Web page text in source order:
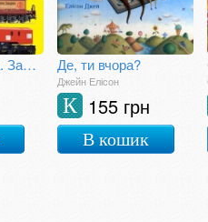
Велика книжка. Залізничні вагони: пасажирські, вантажні, спеціальні Де, ти вчора?
Джейн Елісон
155 грн
К
В кошик